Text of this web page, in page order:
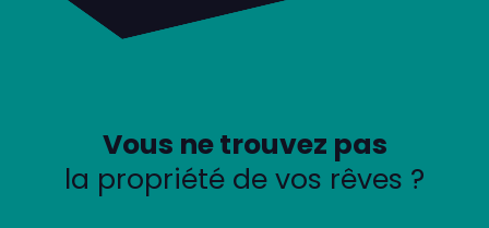
Vous ne trouvez pas
la propriété de vos rêves ?